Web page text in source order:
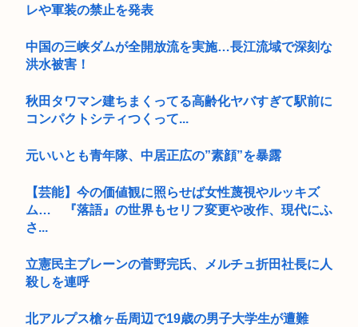
レや軍装の禁止を発表
中国の三峡ダムが全開放流を実施…長江流域で深刻な
洪水被害！
秋田タワマン建ちまくってる高齢化ヤバすぎて駅前に
コンパクトシティつくって...
元いいとも青年隊、中居正広の”素顔”を暴露
【芸能】今の価値観に照らせば女性蔑視やルッキズ
ム… 『落語』の世界もセリフ変更や改作、現代にふ
さ...
立憲民主ブレーンの菅野完氏、メルチュ折田社長に人
殺しを連呼
北アルプス槍ヶ岳周辺で19歳の男子大学生が遭難